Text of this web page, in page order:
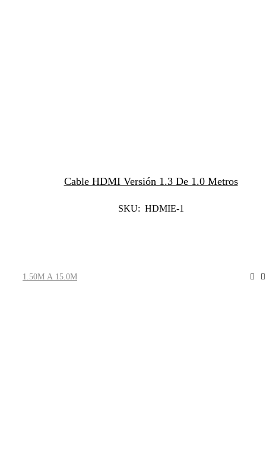
Cable HDMI Versión 1.3 De 1.0 Metros
SKU: HDMIE-1
1.50M A 15.0M